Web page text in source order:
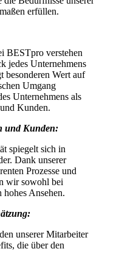
erfüllen.
BESTpro verstehen
jedes Unternehmens
besonderen Wert auf
Umgang
Unternehmens als
Kunden.
und Kunden:
spiegelt sich in
Dank unserer
Prozesse und
wir sowohl bei
Ansehen.
unserer Mitarbeiter
die über den